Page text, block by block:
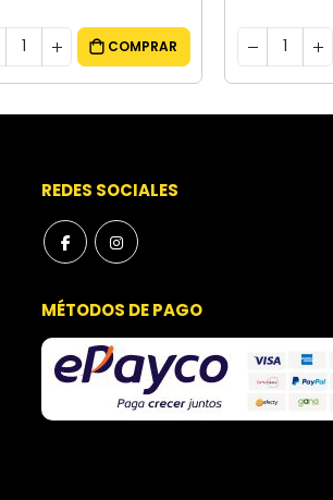
COMPRAR
REDES SOCIALES
MÉTODOS DE PAGO